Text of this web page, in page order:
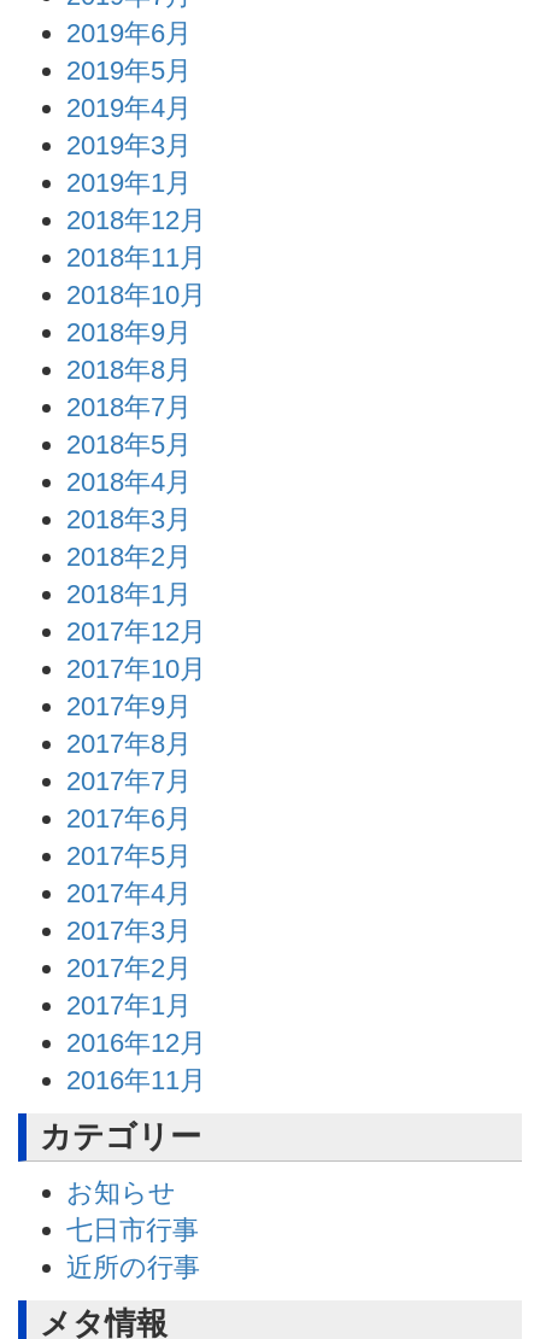
2019年6月
2019年5月
2019年4月
2019年3月
2019年1月
2018年12月
2018年11月
2018年10月
2018年9月
2018年8月
2018年7月
2018年5月
2018年4月
2018年3月
2018年2月
2018年1月
2017年12月
2017年10月
2017年9月
2017年8月
2017年7月
2017年6月
2017年5月
2017年4月
2017年3月
2017年2月
2017年1月
2016年12月
2016年11月
カテゴリー
お知らせ
七日市行事
近所の行事
メタ情報